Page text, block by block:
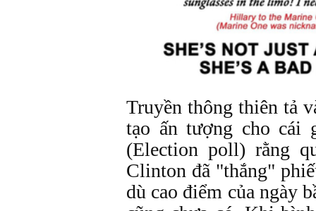
Truyền thông thiên tả
tạo ấn tượng cho cái
(Election poll) rằng
Clinton đã "thắng"
dù cao điểm của ngày